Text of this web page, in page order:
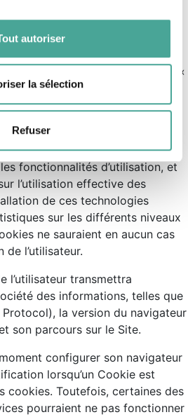
autoriser
la sélection
Refuser
implique le stockage de fichiers «
autres traceurs ou
le terminal de l’utilisateur du
pour améliorer la qualité
fonctionnalités d’utilisation, et
l’utilisation effective des
de ces technologies
sur les différents niveaux
ne sauraient en aucun cas
l’utilisateur.
l’utilisateur transmettra
des informations, telles que
la version du navigateur
son parcours sur le Site.
configurer son navigateur
lorsqu’un Cookie est
cookies. Toutefois, certaines des
pourraient ne pas fonctionner